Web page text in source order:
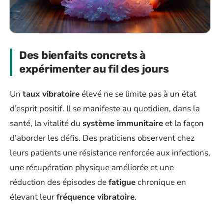
Des bienfaits concrets à
expérimenter au fil des jours
Un taux vibratoireélevé ne se limite pas à un état
d’esprit positif. Il se manifeste au quotidien, dans la
santé, la vitalité du système immunitaireet la façon
d’aborder les défis. Des praticiens observent chez
leurs patients une résistance renforcée aux infections,
une récupération physique améliorée et une
réduction des épisodes defatiguechronique en
élevant leurfréquence vibratoire.